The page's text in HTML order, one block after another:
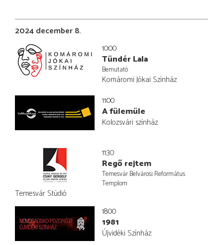
2024 december 8.
10:00
Tündér Lala
Bemutató
Komáromi Jókai Színház
11:00
A fülemüle
Kolozsvári színház
11:30
Regő rejtem
Temesvár Belvárosi Református
Templom
Temesvár Stúdió
18:00
1981
Újvidéki Színház